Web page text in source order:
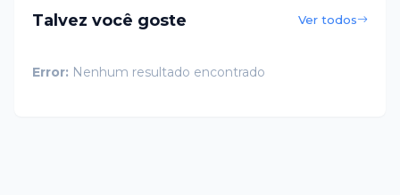
Talvez você goste Ver todos
Error: Nenhum resultado encontrado